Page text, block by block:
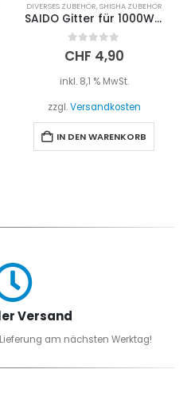
DIVERSES ZUBEHÖR,SHISHA ZUBEHÖR
SAIDO Gitter für 1000W Kohleanzünder
0 out of 5
CHF 4,90
inkl. 8,1 % MwSt.
zzgl.Versandkosten
IN DEN WARENKORB
Versand
am nächsten Werktag!